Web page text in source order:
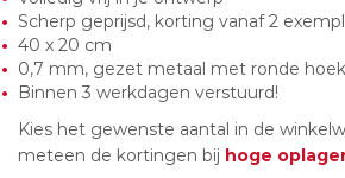
Scherp geprijsd, korting vanaf 2
40 x 20 cm
0,7 mm, gezet metaal met ronde
Binnen 3 werkdagen verstuurd!
Kies het gewenste aantal in de
meteen de kortingen bij hoge